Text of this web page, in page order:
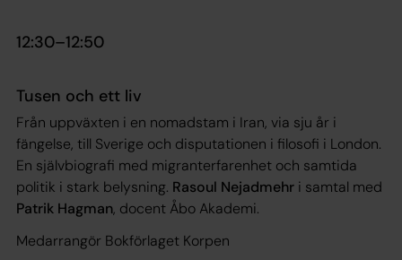
12:30–12:50
Tusen och ett liv
Från uppväxten i en nomadstam i Iran, via sju år i
fängelse, till Sverige och disputationen i filosofi i London.
En självbiografi med migranterfarenhet och samtida
politik i stark belysning. Rasoul Nejadmehr i samtal med
Patrik Hagman, docent Åbo Akademi.
Medarrangör Bokförlaget Korpen